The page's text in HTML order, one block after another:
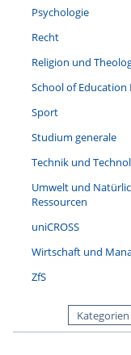
Psychologie
Recht
Religion und
School of Education
Sport
Studium generale
Technik und
Umwelt und
Ressourcen
uniCROSS
Wirtschaft und
ZfS